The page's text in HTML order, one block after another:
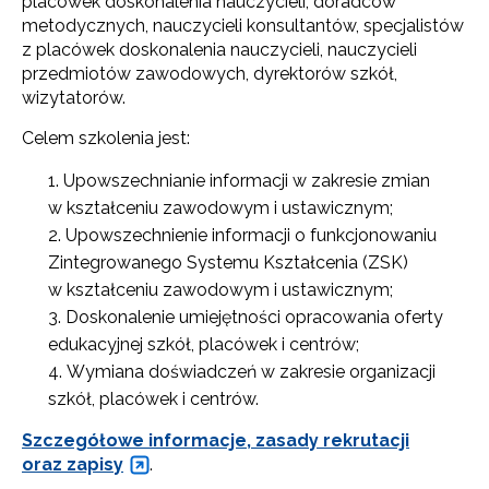
metodycznych, nauczycieli konsultantów, specjalistów
z placówek doskonalenia nauczycieli, nauczycieli
przedmiotów zawodowych, dyrektorów szkół,
wizytatorów.
Celem szkolenia jest:
Upowszechnianie informacji w zakresie zmian
w kształceniu zawodowym i ustawicznym;
Upowszechnienie informacji o funkcjonowaniu
Zintegrowanego Systemu Kształcenia (ZSK)
w kształceniu zawodowym i ustawicznym;
Doskonalenie umiejętności opracowania oferty
edukacyjnej szkół, placówek i centrów;
Wymiana doświadczeń w zakresie organizacji
szkół, placówek i centrów.
Szczegółowe informacje, zasady rekrutacji
oraz zapisy
.